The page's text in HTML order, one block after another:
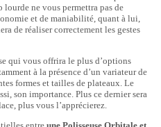
lourde ne vous permettra pas de
et de maniabilité, quant à lui,
de réaliser correctement les gestes
qui vous offrira le plus d’options
à la présence d’un variateur de
formes et tailles de plateaux. Le
son importance. Plus ce dernier sera
plus vous l’apprécierez.